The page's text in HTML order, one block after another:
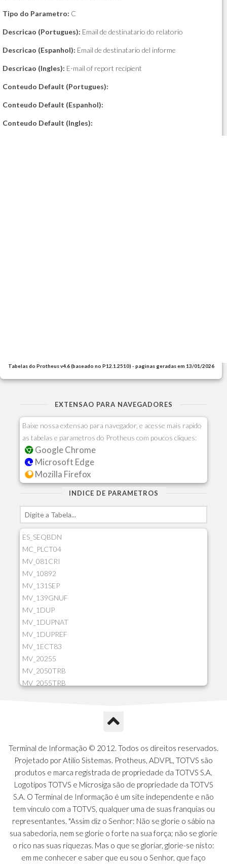
Tipo do Parametro: C
Descricao (Portugues): Email de destinatario do relatorio
Descricao (Espanhol): Email de destinatario del informe
Descricao (Ingles): E-mail of report recipient
Conteudo Default (Portugues):
Conteudo Default (Espanhol):
Conteudo Default (Ingles):
Tabelas do Protheus v4.6 (baseado no P12.1.2510) - paginas geradas em 13/01/2026
EXTENSAO PARA NAVEGADORES
Baixe nossa extensao para navegador, e acesse mais rapido
as tabelas e parametros do Protheus com poucos cliques:
Google Chrome
Microsoft Edge
Mozilla Firefox
INDICE DE PARAMETROS
ES_SEQBDN
MC_PLCT04
MV_081CRI
MV_10892
MV_131SEP
MV_139GNUF
MV_1DUP
MV_1DUPNAT
MV_1DUPREF
MV_1ECT83
MV_20255
MV_2050TRB
MV_2055TRB
MV_2GNOINC
MV_320SLD
MV_325PMDA
MV_330ATCM
MV_340LOCK
MV_3DUPREF
MV_5CLIFOR
MV_74ITEM
MV_817EMAI
MV_88CORTE
Terminal de Informação © 2012. Todos os direitos reservados.
Projetado por Atilio Sistemas. Protheus, ADVPL, TOTVS são
produtos e marca registrada de propriedade da TOTVS S.A.
Logotipos TOTVS e Microsiga são de propriedade da TOTVS
S.A. O Terminal de Informação é um site independente e não
tem vínculo com a TOTVS, qualquer uma de suas franquias ou
representantes. "Assim diz o Senhor: Não se glorie o sábio na
sua sabedoria, nem se glorie o forte na sua força; não se glorie
o rico nas suas riquezas. Mas o que se gloriar, glorie-se nisto:
em me conhecer e saber que eu sou o Senhor, que faço